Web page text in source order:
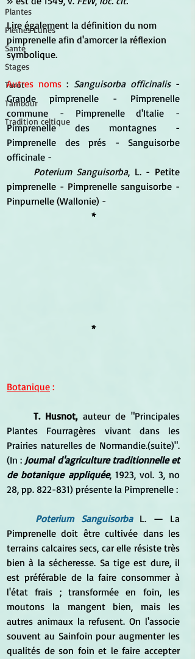
Plantes
Pleines Lunes
Santé
Stages
Tarot
Tambour
Tradition celtique
Lire également la définition du nom
pimprenelle afin d'amorcer la réflexion
symbolique.
Autres noms : Sanguisorba officinalis -
Grande pimprenelle - Pimprenelle
commune - Pimprenelle d'Italie -
Pimprenelle des montagnes -
Pimprenelle des prés - Sanguisorbe
officinale -
Poterium Sanguisorba, L. - Petite
pimprenelle - Pimprenelle sanguisorbe -
Pinpurnelle (Wallonie) -
*
*
Botanique :
T. Husnot, auteur de "Principales
Plantes Fourragères vivant dans les
Prairies naturelles de Normandie.(suite)".
(In : Journal d'agriculture traditionnelle et
de botanique appliquée, 1923, vol. 3, no
28, pp. 822-831) présente la Pimprenelle :
	Poterium Sanguisorba
L. — La
Pimprenelle doit être cultivée dans les
terrains calcaires secs, car elle résiste très
bien à la sécheresse. Sa tige est dure, il
est préférable de la faire consommer à
l'état frais ; transformée en foin, les
moutons la mangent bien, mais les
autres animaux la refusent. On l'associe
souvent au Sainfoin pour augmenter les
qualités de son foin et le faire accepter